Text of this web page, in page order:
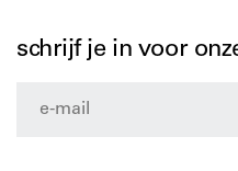
schrijf je in voor